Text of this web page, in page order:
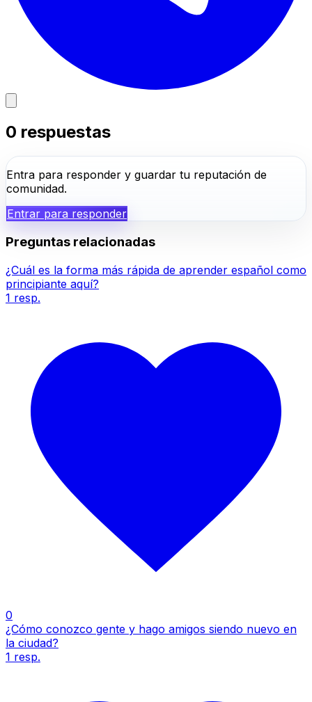
0 respuestas
Entra para responder y guardar tu reputación de
comunidad.
Entrar para responder
Preguntas relacionadas
¿Cuál es la forma más rápida de aprender español como
principiante aquí?
1 resp.
0
¿Cómo conozco gente y hago amigos siendo nuevo en
la ciudad?
1 resp.